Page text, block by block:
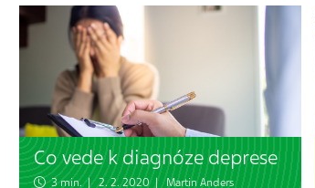
Co vede k diagnóze deprese
3 min. | 2. 2. 2020 |Martin Anders